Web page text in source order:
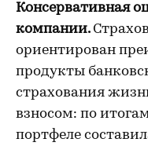
Консервативная
компании.
ориентирован
продукты
страхования
взносом: по
портфеле